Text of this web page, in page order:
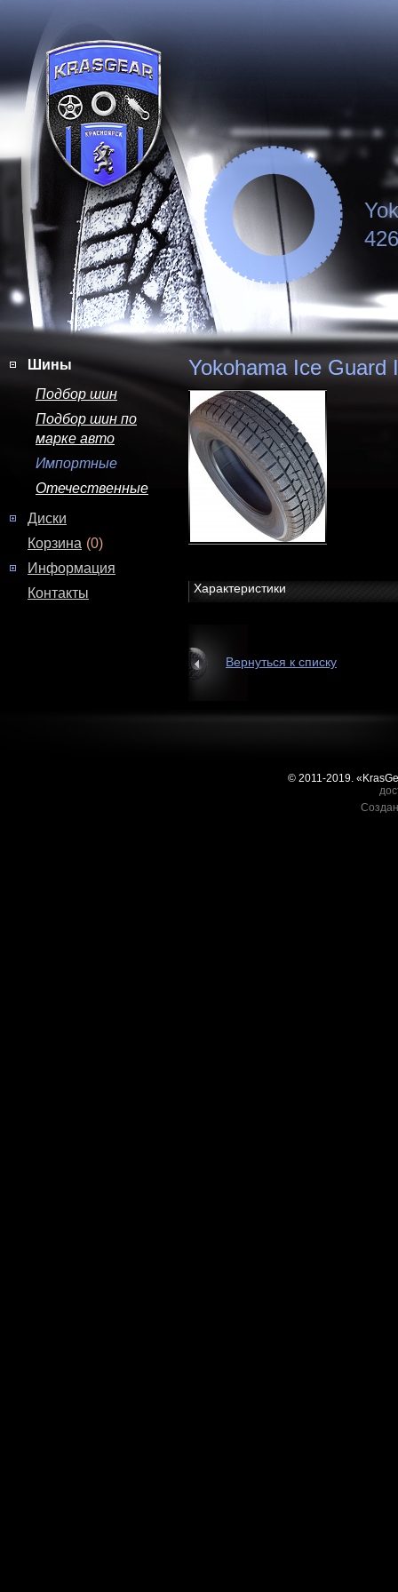
Шины
Подбор шин
Подбор шин по
марке авто
Импортные
Отечественные
Диски
Корзина (0)
Информация
Контакты
Yokohama Ice Guard
Характеристики
Вернуться к списку
© 2011-2019.